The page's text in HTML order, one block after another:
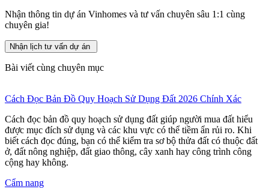
Nhận thông tin dự án Vinhomes và tư vấn chuyên sâu 1:1 cùng
chuyên gia!
Nhận lịch tư vấn dự án
Bài viết cùng chuyên mục
Cách Đọc Bản Đồ Quy Hoạch Sử Dụng Đất 2026 Chính Xác
Cách đọc bản đồ quy hoạch sử dụng đất giúp người mua đất hiểu
được mục đích sử dụng và các khu vực có thể tiềm ẩn rủi ro. Khi
biết cách đọc đúng, bạn có thể kiểm tra sơ bộ thửa đất có thuộc đất
ở, đất nông nghiệp, đất giao thông, cây xanh hay công trình công
cộng hay không.
Cẩm nang